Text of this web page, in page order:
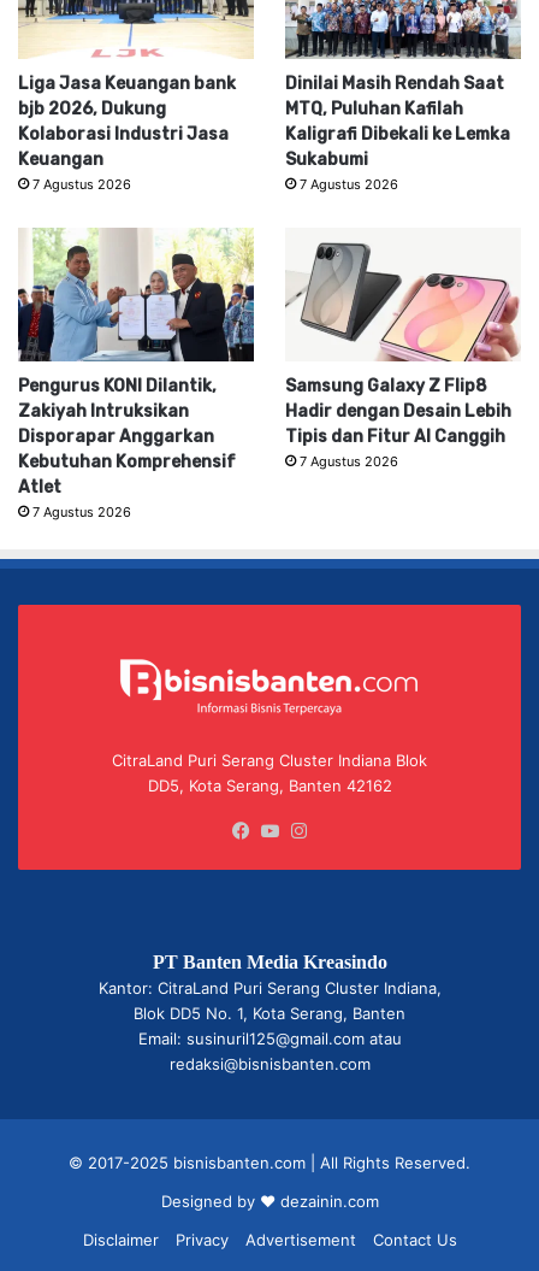
Liga Jasa Keuangan bank
bjb 2026, Dukung
Kolaborasi Industri Jasa
Keuangan
7 Agustus 2026
Dinilai Masih Rendah Saat
MTQ, Puluhan Kafilah
Kaligrafi Dibekali ke Lemka
Sukabumi
7 Agustus 2026
Pengurus KONI Dilantik,
Zakiyah Intruksikan
Disporapar Anggarkan
Kebutuhan Komprehensif
Atlet
7 Agustus 2026
Samsung Galaxy Z Flip8
Hadir dengan Desain Lebih
Tipis dan Fitur AI Canggih
7 Agustus 2026
CitraLand Puri Serang Cluster Indiana Blok
DD5, Kota Serang, Banten 42162
Facebook
YouTube
PT Banten Media Kreasindo
Kantor: CitraLand Puri Serang Cluster Indiana,
Blok DD5 No. 1, Kota Serang, Banten
Email: susinuril125@gmail.com atau
redaksi@bisnisbanten.com
© 2017-2025 bisnisbanten.com | All Rights Reserved.
Designed by ❤ dezainin.com
Disclaimer
Privacy Advertisement Contact Us